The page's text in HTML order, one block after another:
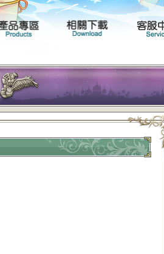
遊戲資訊 玩家社群 產品專區